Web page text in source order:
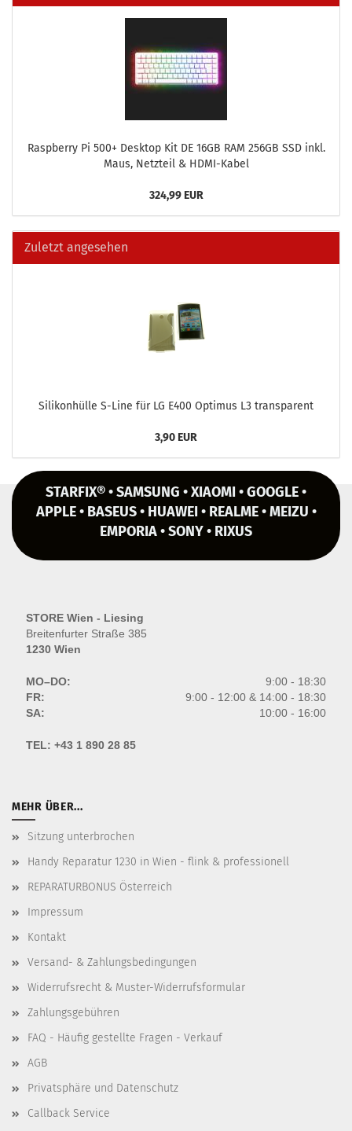
Raspber­ry Pi 500+ Desk­top Kit DE 16GB RAM 256GB SSD inkl.
Maus, Netz­teil & HDMI-​Kabel
324,99 EUR
Zuletzt angesehen
Si­li­kon­hül­le S-​Line für LG E400 Op­ti­mus L3 trans­pa­rent
3,90 EUR
STARFIX® • SAMSUNG • XIAOMI • GOOGLE •
APPLE • BASEUS • HUAWEI • REALME • MEIZU •
EMPORIA • SONY • RIXUS
STORE Wien - Liesing
Breitenfurter Straße 385
1230 Wien
MO–DO:
9:00 - 18:30
FR:
9:00 - 12:00 & 14:00 - 18:30
SA:
10:00 - 16:00
TEL: +43 1 890 28 85
MEHR ÜBER...
Sitzung unterbrochen
Handy Reparatur 1230 in Wien - flink & professionell
REPARATURBONUS Österreich
Impressum
Kontakt
Versand- & Zahlungsbedingungen
Widerrufsrecht & Muster-Widerrufsformular
Zahlungsgebühren
FAQ - Häufig gestellte Fragen - Verkauf
AGB
Privatsphäre und Datenschutz
Callback Service